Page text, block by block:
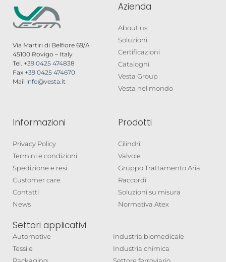
Via Martiri di Belfiore 69/A
45100 Rovigo – Italy
Tel. +39 0425 474838
Fax +39 0425 474670
Mail info@vesta.it
Azienda
About us
Soluzioni
Certificazioni
Cataloghi
Vesta Group
Vesta nel mondo
Informazioni
Privacy Policy
Termini e condizioni
Spedizione e resi
Customer care
Contatti
News
Prodotti
Cilindri
Valvole
Gruppo Trattamento Aria
Raccordi
Soluzioni su misura
Normativa Atex
Settori applicativi
Automotive
Tessile
Industria biomedicale
Industria chimica